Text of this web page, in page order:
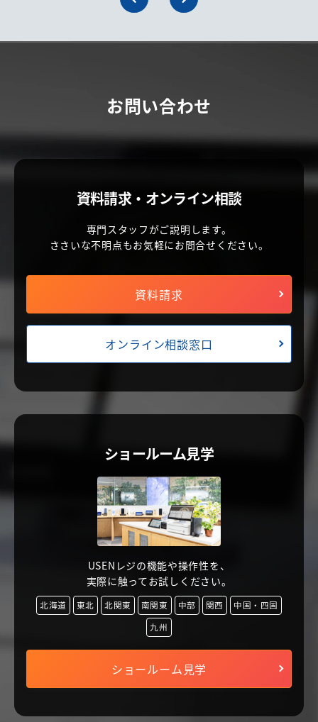
お問い合わせ
資料請求・オンライン相談
専門スタッフがご説明します。
ささいな不明点もお気軽にお問合せください。
資料請求
オンライン相談窓口
ショールーム見学
USENレジの機能や操作性を、
実際に触ってお試しください。
北海道 東北 北関東 南関東 中部 関西
中国・四国
九州
ショールーム見学